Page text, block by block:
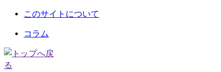
このサイトについて
コラム